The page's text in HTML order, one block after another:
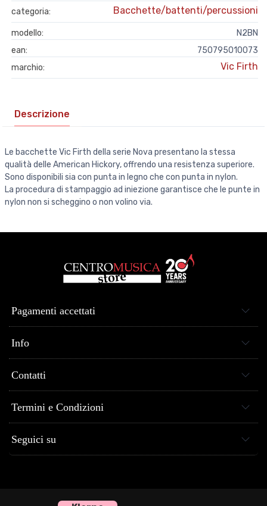
categoria:
Bacchette/battenti/percussioni
modello:
N2BN
ean:
750795010073
marchio:
Vic Firth
Descrizione
Le bacchette Vic Firth della serie Nova presentano la stessa
qualità delle American Hickory, offrendo una resistenza superiore.
Sono disponibili sia con punta in legno che con punta in nylon.
La procedura di stampaggio ad iniezione garantisce che le punte in
nylon non si scheggino o non volino via.
Pagamenti accettati
Info
Contatti
Termini e Condizioni
Seguici su